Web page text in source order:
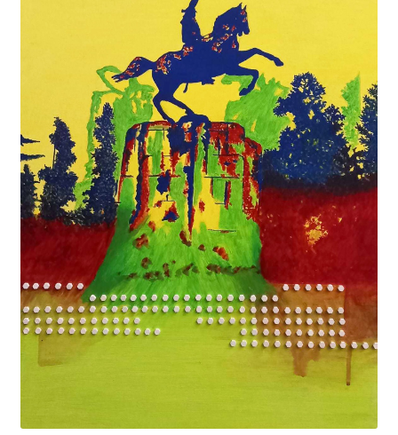
Termini e condizioni – Politica di rimborso e reso